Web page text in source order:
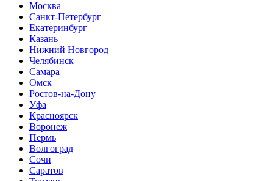
Москва
Санкт-Петербург
Екатеринбург
Казань
Нижний Новгород
Челябинск
Самара
Омск
Ростов-на-Дону
Уфа
Красноярск
Воронеж
Пермь
Волгоград
Сочи
Саратов